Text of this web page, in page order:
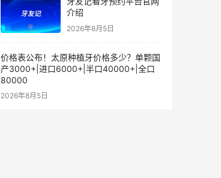
介绍
2026年8月5日
价格表公布！太原种植牙价格多少？单颗国
产3000+|进口6000+|半口40000+|全口
80000
2026年8月5日